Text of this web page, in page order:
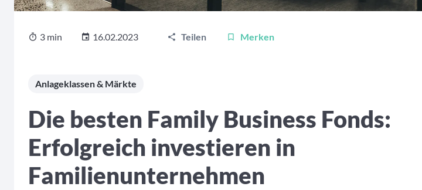
3 min 16.02.2023 Teilen Merken
Anlageklassen & Märkte
Die besten Family Business Fonds:
Erfolgreich investieren in
Familienunternehmen